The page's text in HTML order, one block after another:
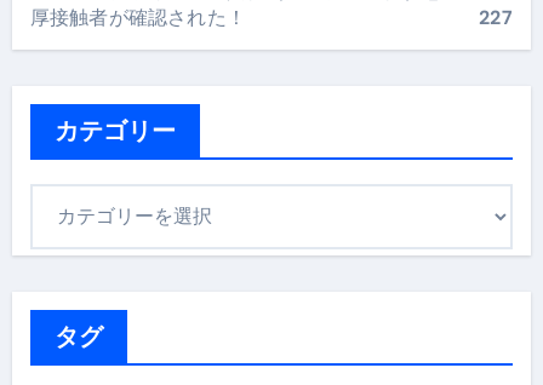
厚接触者が確認された！
227
カテゴリー
タグ